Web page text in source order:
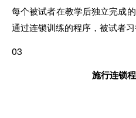
每个被试者在教学后独立完成
通过连锁训练的程序，被试者
03
施行连锁